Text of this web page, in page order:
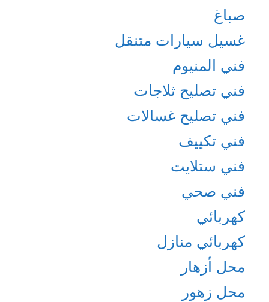
صباغ
غسيل سيارات متنقل
فني المنيوم
فني تصليح ثلاجات
فني تصليح غسالات
فني تكييف
فني ستلايت
فني صحي
كهربائي
كهربائي منازل
محل أزهار
محل زهور